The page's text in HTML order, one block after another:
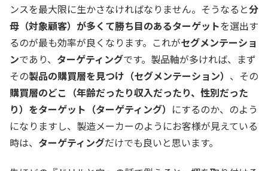
ンスを最大限に生かさなければなりません。そうなると分
母（対象顧客）が多くて勝ち目のあるターゲットを選出す
るのが最も効率が良くなります。これがセグメンテーショ
ンであり、 ターゲティングです。製品軸が多ければ、まず
その製品の購買層を見つけ（セグメンテーション） 、その
購買層のどこ（年齢だったり収入だったり、性別だった
り）をターゲット（ターゲティング） にするのか、のよう
になりますし、製造メーカーのようにお客様が見えている
時は、 ターゲティングだけでも良いと思います。